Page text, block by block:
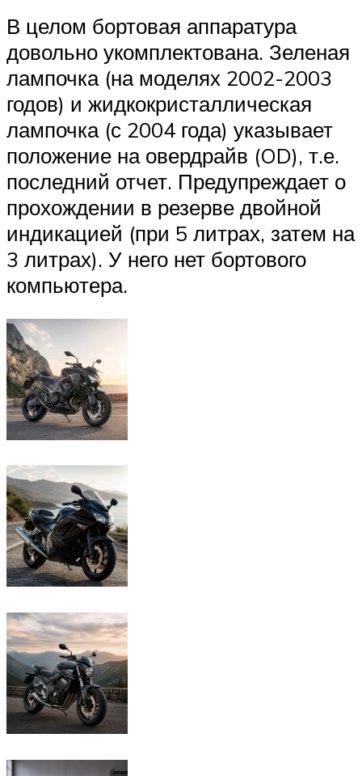
В целом бортовая аппаратура
довольно укомплектована. Зеленая
лампочка (на моделях 2002-2003
годов) и жидкокристаллическая
лампочка (с 2004 года) указывает
положение на овердрайв (OD), т.е.
последний отчет. Предупреждает о
прохождении в резерве двойной
индикацией (при 5 литрах, затем на
3 литрах). У него нет бортового
компьютера.